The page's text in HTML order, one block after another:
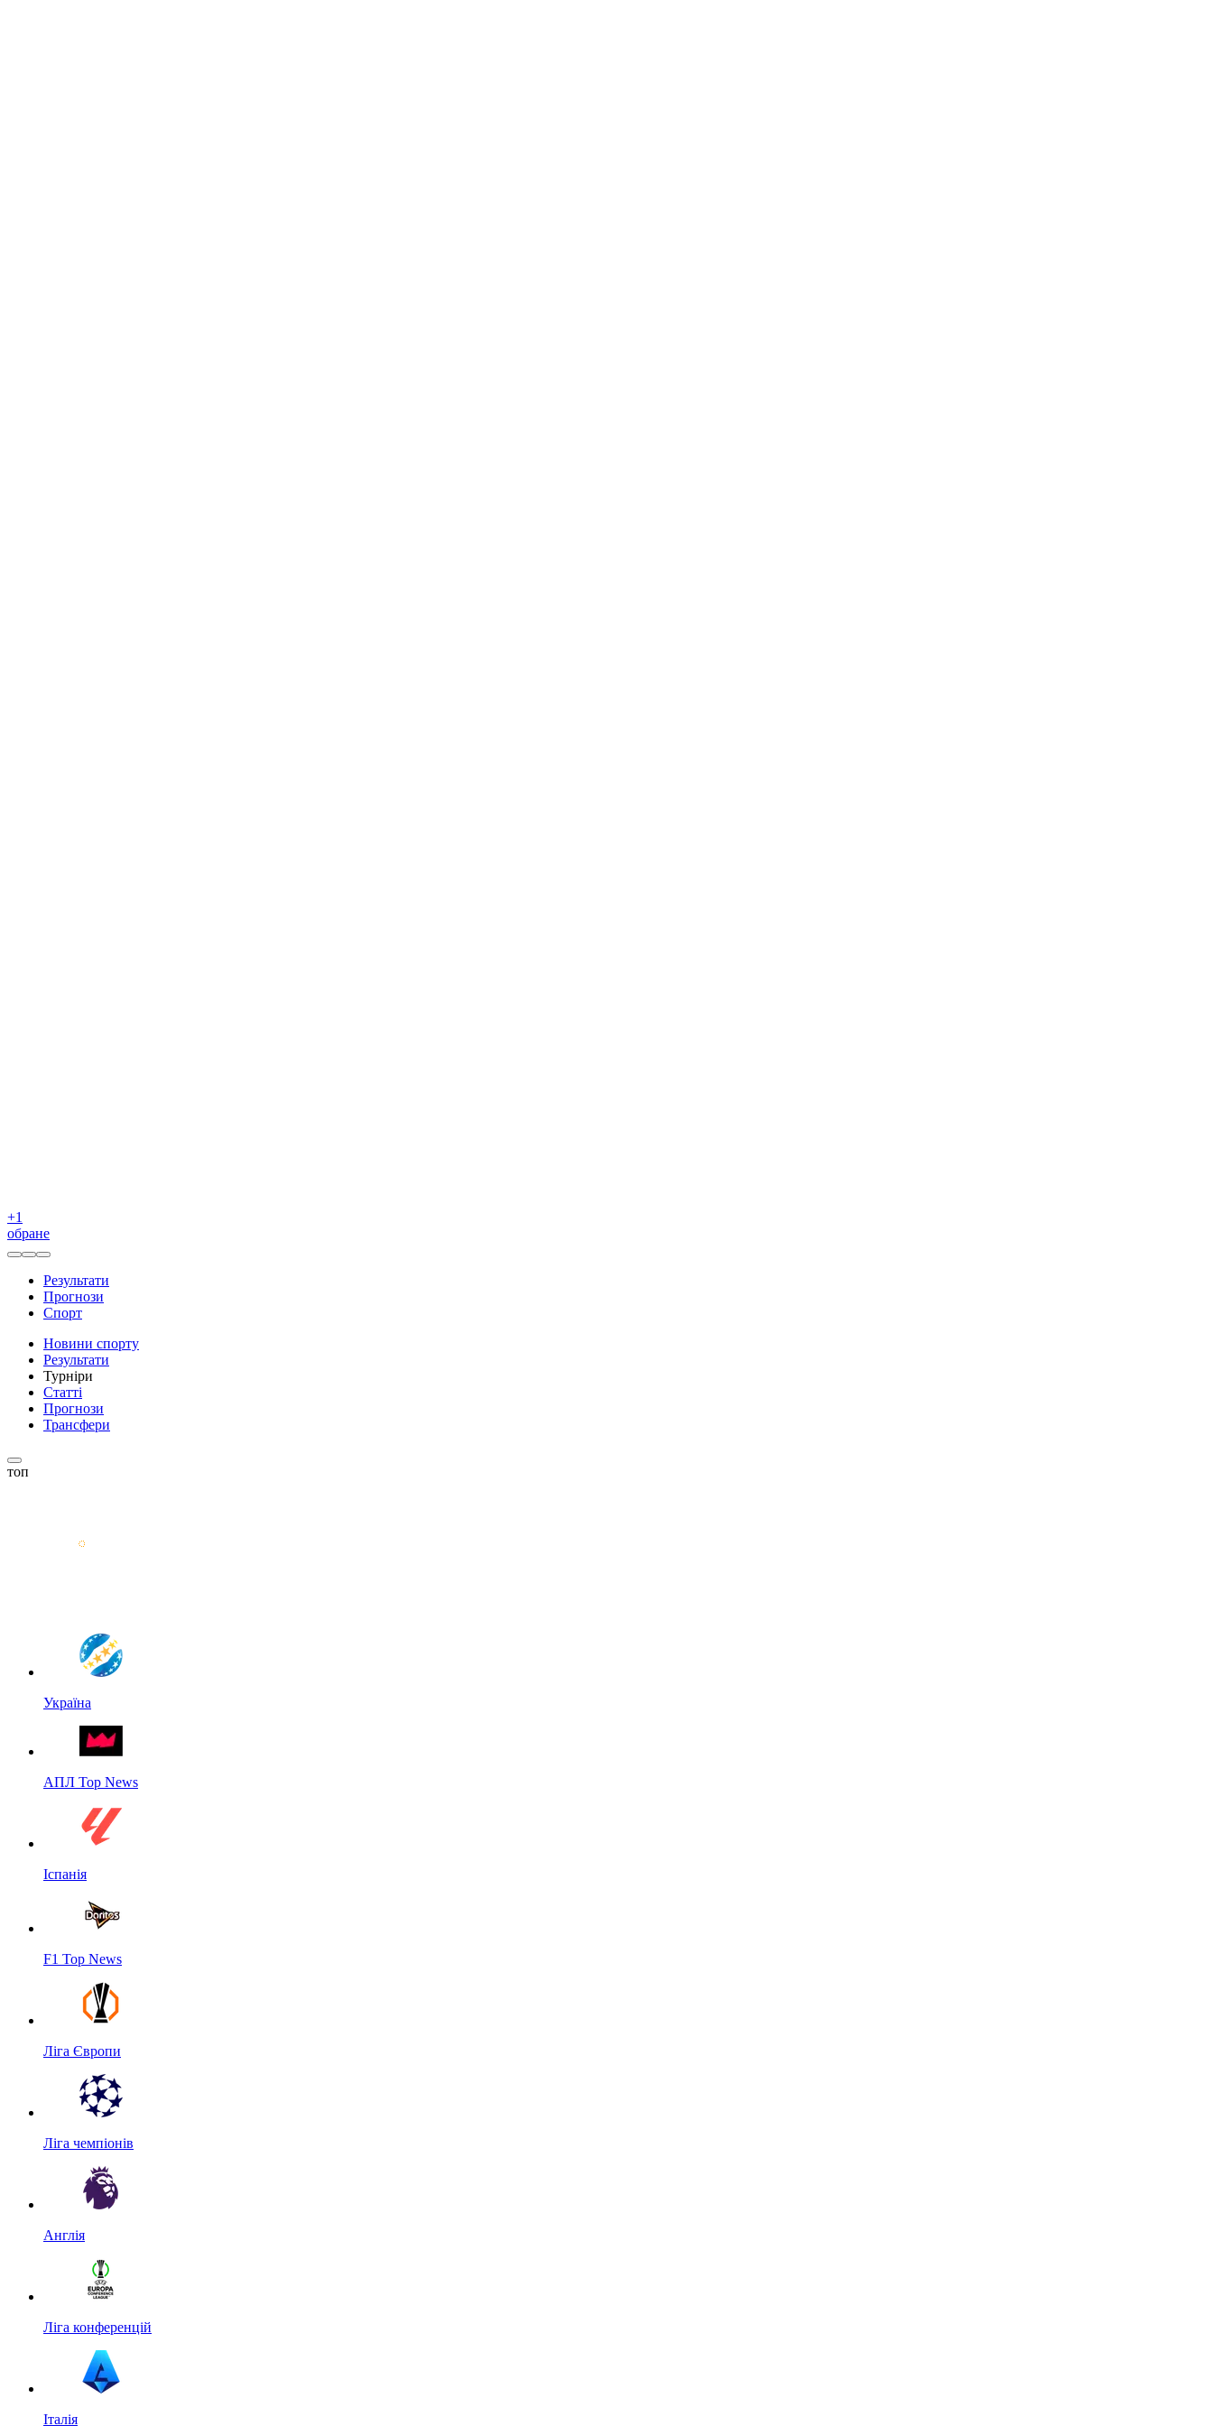
+1
обране
Результати
Прогнози
Спорт
Новини спорту
Результати
Турніри
Статті
Прогнози
Трансфери
топ
Україна
АПЛ Top News
Іспанія
F1 Top News
Ліга Європи
Ліга чемпіонів
Англія
Ліга конференцій
Італія